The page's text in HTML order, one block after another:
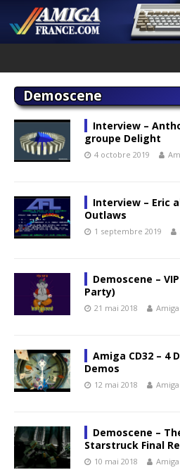
Demoscene
Interview –
groupe Delight
4 octobre 2019
Interview – Eric
Outlaws
1 septembre 2019
Demoscene –
Party)
21 mai 2018
Amiga CD32 – 4
Demos
12 mai 2018
Demoscene –
Starstruck Final
10 mai 2018